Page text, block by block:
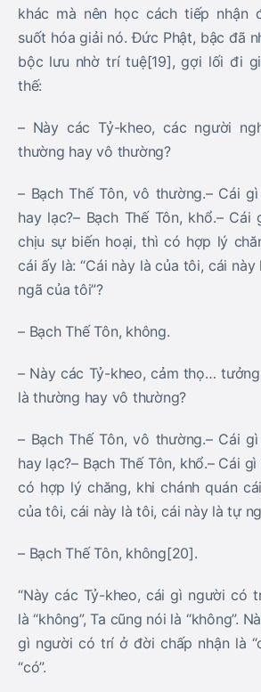
khác mà nên học cách tiếp nhận
suốt hóa giải nó. Đức Phật, bậc đã
bộc lưu nhờ trí tuệ[19], gợi lối đi
thế:
– Này các Tỷ-kheo, các người
thường hay vô thường?
– Bạch Thế Tôn, vô thường.– Cái
hay lạc?– Bạch Thế Tôn, khổ.–
chịu sự biến hoại, thì có hợp lý
cái ấy là: “Cái này là của tôi, cái
ngã của tôi”?
– Bạch Thế Tôn, không.
– Này các Tỷ-kheo, cảm thọ…
là thường hay vô thường?
– Bạch Thế Tôn, vô thường.– Cái
hay lạc?– Bạch Thế Tôn, khổ.– Cái
có hợp lý chăng, khi chánh quán
của tôi, cái này là tôi, cái này là tự
– Bạch Thế Tôn, không[20].
“Này các Tỷ-kheo, cái gì người có
là “không”, Ta cũng nói là “không”.
gì người có trí ở đời chấp nhận là
“có”.